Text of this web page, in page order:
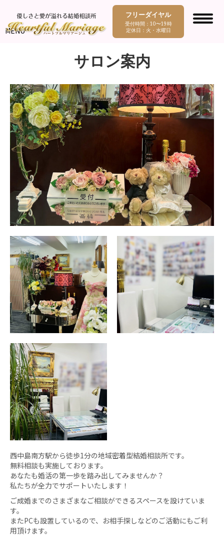
フリーダイヤル
受付時間：10〜19時
定休日：火・水曜日
MENU
サロン案内
西中島南方駅から徒歩1分の地域密着型結婚相談所です。
無料相談も実施しております。
あなたも婚活の第一歩を踏み出してみませんか？
私たちが全力でサポートいたします！
ご成婚までのさまざまなご相談ができるスペースを設けていま
す。
またPCも設置しているので、お相手探しなどのご活動にもご利
用頂けます。